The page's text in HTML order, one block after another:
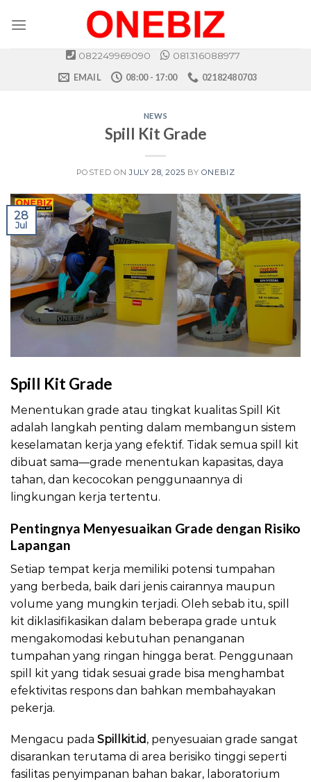
082249969090
081316088977
EMAIL
08:00 - 17:00 02182480703
NEWS
Spill Kit Grade
POSTED ONJULY 28, 2025 BY ONEBIZ
28
Jul
Spill Kit Grade
Menentukan grade atau tingkat kualitas Spill Kit
adalah langkah penting dalam membangun sistem
keselamatan kerja yang efektif. Tidak semua spill kit
dibuat sama—grade menentukan kapasitas, daya
tahan, dan kecocokan penggunaannya di
lingkungan kerja tertentu.
Pentingnya Menyesuaikan Grade dengan Risiko
Lapangan
Setiap tempat kerja memiliki potensi tumpahan
yang berbeda, baik dari jenis cairannya maupun
volume yang mungkin terjadi. Oleh sebab itu, spill
kit diklasifikasikan dalam beberapa grade untuk
mengakomodasi kebutuhan penanganan
tumpahan yang ringan hingga berat. Penggunaan
spill kit yang tidak sesuai grade bisa menghambat
efektivitas respons dan bahkan membahayakan
pekerja.
Mengacu pada Spillkit.id , penyesuaian grade sangat
disarankan terutama di area berisiko tinggi seperti
fasilitas penyimpanan bahan bakar, laboratorium